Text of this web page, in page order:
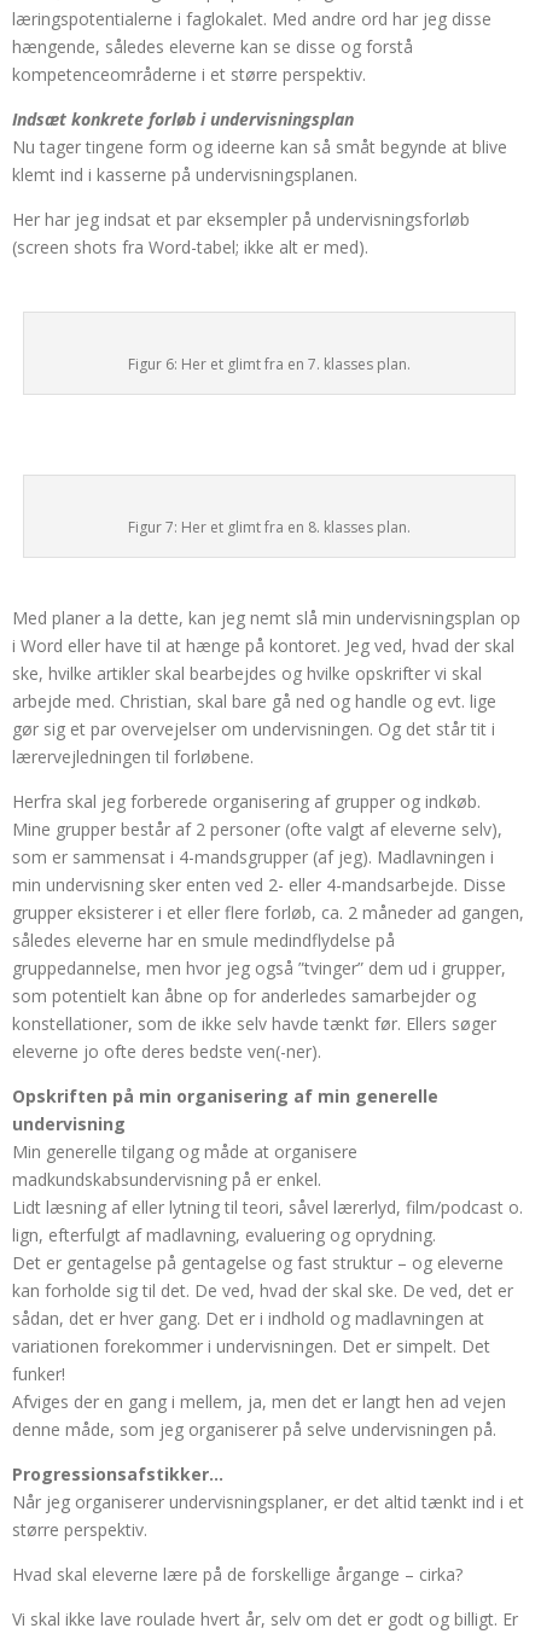
læringspotentialerne i faglokalet. Med andre ord har jeg disse
hængende, således eleverne kan se disse og forstå
kompetenceområderne i et større perspektiv.
Indsæt konkrete forløb i undervisningsplan
Nu tager tingene form og ideerne kan så småt begynde at blive
klemt ind i kasserne på undervisningsplanen.
Her har jeg indsat et par eksempler på undervisningsforløb
(screen shots fra Word-tabel; ikke alt er med).
Figur 6: Her et glimt fra en 7. klasses plan.
Figur 7: Her et glimt fra en 8. klasses plan.
Med planer a la dette, kan jeg nemt slå min undervisningsplan op
i Word eller have til at hænge på kontoret. Jeg ved, hvad der skal
ske, hvilke artikler skal bearbejdes og hvilke opskrifter vi skal
arbejde med. Christian, skal bare gå ned og handle og evt. lige
gør sig et par overvejelser om undervisningen. Og det står tit i
lærervejledningen til forløbene.
Herfra skal jeg forberede organisering af grupper og indkøb.
Mine grupper består af 2 personer (ofte valgt af eleverne selv),
som er sammensat i 4-mandsgrupper (af jeg). Madlavningen i
min undervisning sker enten ved 2- eller 4-mandsarbejde. Disse
grupper eksisterer i et eller flere forløb, ca. 2 måneder ad gangen,
således eleverne har en smule medindflydelse på
gruppedannelse, men hvor jeg også ”tvinger” dem ud i grupper,
som potentielt kan åbne op for anderledes samarbejder og
konstellationer, som de ikke selv havde tænkt før. Ellers søger
eleverne jo ofte deres bedste ven(-ner).
Opskriften på min organisering af min generelle
undervisning
Min generelle tilgang og måde at organisere
madkundskabsundervisning på er enkel.
Lidt læsning af eller lytning til teori, såvel lærerlyd, film/podcast o.
lign, efterfulgt af madlavning, evaluering og oprydning.
Det er gentagelse på gentagelse og fast struktur – og eleverne
kan forholde sig til det. De ved, hvad der skal ske. De ved, det er
sådan, det er hver gang. Det er i indhold og madlavningen at
variationen forekommer i undervisningen. Det er simpelt. Det
funker!
Afviges der en gang i mellem, ja, men det er langt hen ad vejen
denne måde, som jeg organiserer på selve undervisningen på.
Progressionsafstikker…
Når jeg organiserer undervisningsplaner, er det altid tænkt ind i et
større perspektiv.
Hvad skal eleverne lære på de forskellige årgange – cirka?
Vi skal ikke lave roulade hvert år, selv om det er godt og billigt. Er